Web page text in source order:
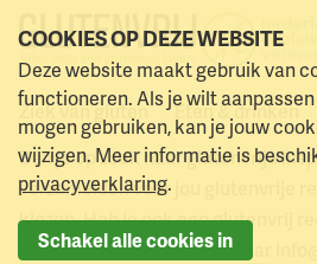
Naar menu Naar hoofdinhoud
Ziek van gluten Eten & drinken
Glutenvrije
Ben je op zoek naar glutenvrije
verzamelden voor jou glutenvrije
kiezen. Heb je ook een glutenvrij
met onze leden, mail dan naar
COOKIES OP DEZE WEBSITE
Deze website maakt gebruik van
functioneren. Als je wilt
mogen gebruiken, kan je jouw
wijzigen. Meer informatie is
privacyverklaring.
Schakel alle cookies in